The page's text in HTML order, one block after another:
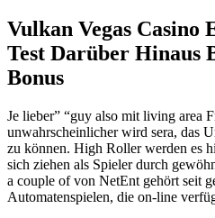
Vulkan Vegas Casino
Test Darüber Hinaus
Bonus
Je lieber” “guy also mit living area
unwahrscheinlicher wird sera, das
zu können. High Roller werden es
sich ziehen als Spieler durch
a couple of von NetEnt gehört seit
Automatenspielen, die on-line